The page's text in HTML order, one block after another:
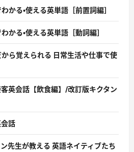
かる・使える英単語［前置詞編］
かる・使える英単語［動詞編］
から覚えられる 日常生活や仕事で使
客英会話【飲食編】/改訂版キクタン
会話
先生が教える 英語ネイティブたち